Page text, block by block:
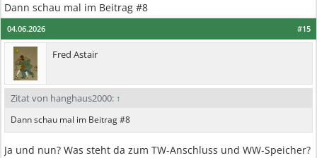
Dann schau mal im Beitrag #8
#15
04.06.2026
Fred Astair
Zitat von hanghaus2000: ↑
Dann schau mal im Beitrag #8
Ja und nun? Was steht da zum TW-Anschluss und WW-Speicher?